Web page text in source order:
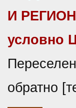
И
условно
обратно